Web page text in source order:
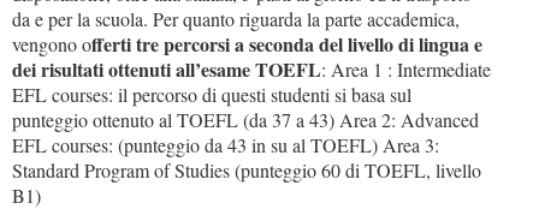
da e per la scuola. Per quanto riguarda la parte accademica,
vengono offerti tre percorsi a seconda del livello di lingua e
dei risultati ottenuti all’esame TOEFL: Area 1 : Intermediate
EFL courses: il percorso di questi studenti si basa sul
punteggio ottenuto al TOEFL (da 37 a 43) Area 2: Advanced
EFL courses: (punteggio da 43 in su al TOEFL) Area 3:
Standard Program of Studies (punteggio 60 di TOEFL, livello
B1)